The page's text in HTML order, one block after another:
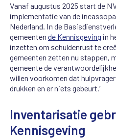
Vanaf augustus 2025 start de
implementatie van de
Nederland. In de
gemeenten de Kennisgeving in
inzetten om schuldenrust te
gemeenten zetten nu stappen,
gemeente de
willen voorkomen dat
drukken en er niets gebeurt.’
Inventarisatie
Kennisgeving